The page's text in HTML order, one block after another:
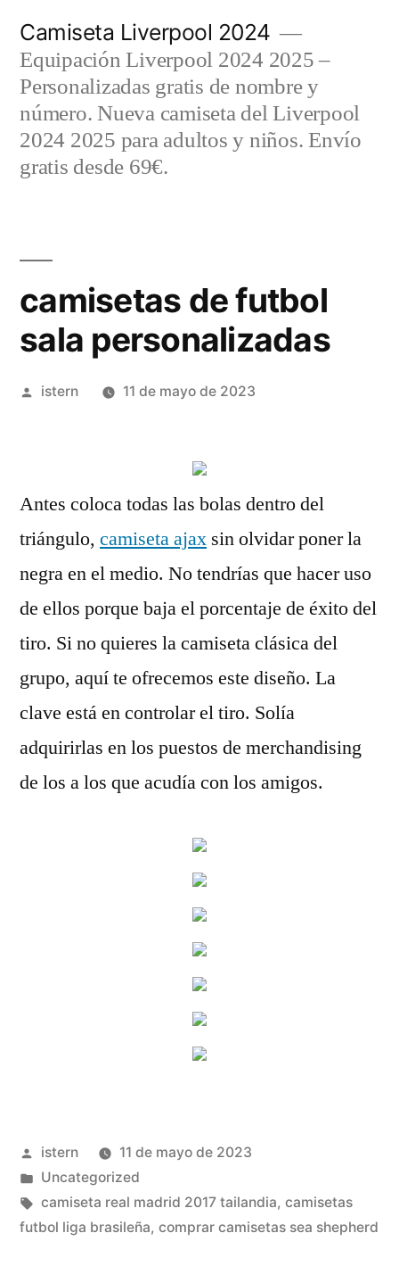
contenido
Camiseta Liverpool 2024
Equipación Liverpool 2024 2025 –
Personalizadas gratis de nombre y
número. Nueva camiseta del Liverpool
2024 2025 para adultos y niños. Envío
gratis desde 69€.
camisetas de futbol
sala personalizadas
Publicado
istern 11 de mayo de 2023
Antes coloca todas las bolas dentro del
triángulo, camiseta ajax sin olvidar poner la
negra en el medio. No tendrías que hacer uso
de ellos porque baja el porcentaje de éxito del
tiro. Si no quieres la camiseta clásica del
grupo, aquí te ofrecemos este diseño. La
clave está en controlar el tiro. Solía
adquirirlas en los puestos de merchandising
de los a los que acudía con los amigos.
Publicado
por
istern
11 de mayo de 2023
Publicado
en
Uncategorized
Etiquetas:
camiseta real madrid 2017 tailandia, camisetas
futbol liga brasileña, comprar camisetas sea shepherd